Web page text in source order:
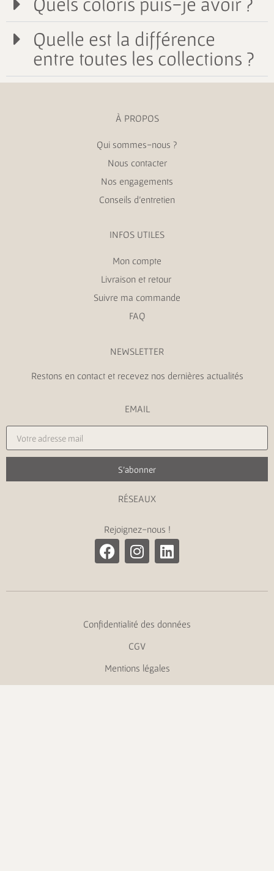
Quelle est la différence
entre toutes les collections ?
À PROPOS
Qui sommes-nous ?
Nous contacter
Nos engagements
Conseils d’entretien
INFOS UTILES
Mon compte
Livraison et retour
Suivre ma commande
FAQ
NEWSLETTER
Restons en contact et recevez nos dernières actualités
EMAIL
S'abonner
RÉSEAUX
Rejoignez-nous !
Confidentialité des données
CGV
Mentions légales